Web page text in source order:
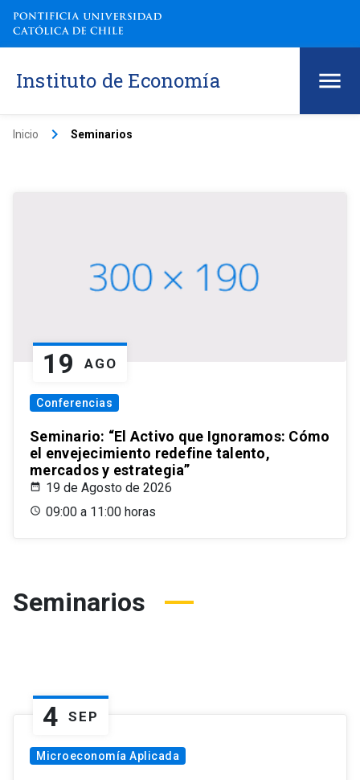
Instituto de Economía
Inicio keyboard_arrow_right Seminarios
19 AGO
Conferencias
Seminario: “El Activo que Ignoramos: Cómo
el envejecimiento redefine talento,
mercados y estrategia”
19 de Agosto de 2026
09:00 a 11:00 horas
Seminarios
4 SEP
Microeconomía Aplicada